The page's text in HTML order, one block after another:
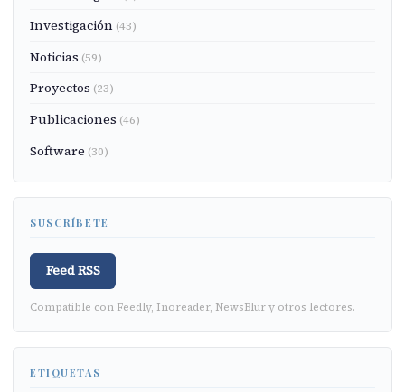
Investigación (43)
Noticias (59)
Proyectos (23)
Publicaciones (46)
Software (30)
SUSCRÍBETE
Feed RSS
Compatible con Feedly, Inoreader, NewsBlur y otros lectores.
ETIQUETAS